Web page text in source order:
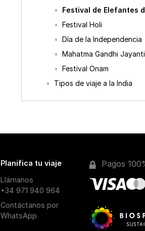
Festival de Elefantes
Festival Holi
Día de la Independencia
Mahatma Gandhi Jayanti
Festival Onam
Tipos de viaje a la India
Planifica tu viaje
Llámanos
+34 971 940 964
Contáctanos por
WhatsApp
Pagos